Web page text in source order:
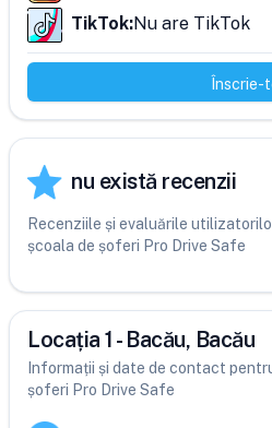
TikTok:Nu are TikTok
Înscrie-
nu există recenzii
Recenziile și evaluările
școala de șoferi Pro Drive Safe
Locația 1 - Bacău, Bacău
Informații și date de contact
șoferi Pro Drive Safe